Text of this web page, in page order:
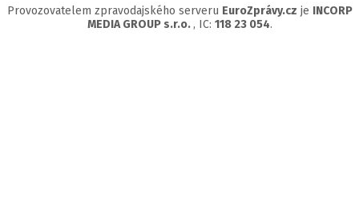
Provozovatelem zpravodajského serveru EuroZprávy.cz je INCORP
MEDIA GROUP s.r.o. , IC: 118 23 054.